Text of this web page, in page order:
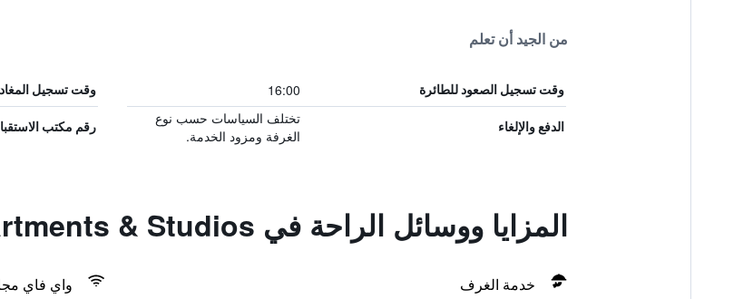
من الجيد أن تعلم
وقت تسجيل الصعود للطائرة 16:00 وقت تسجيل
الدفع والإلغاء
تختلف السياسات حسب نوع
الغرفة ومزود الخدمة.
رقم مكتب
المزايا ووسائل الراحة في Palazzio Apartments & Studios
خدمة الغرف
واي فاي